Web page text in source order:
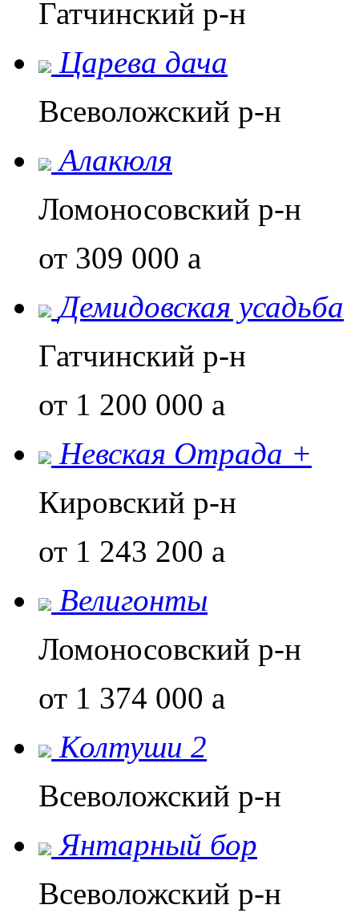
Гатчинский р-н
Царева дача
Всеволожский р-н
Алакюля
Ломоносовский р-н
от 309 000 a
Демидовская усадьба
Гатчинский р-н
от 1 200 000 a
Невская Отрада +
Кировский р-н
от 1 243 200 a
Велигонты
Ломоносовский р-н
от 1 374 000 a
Колтуши 2
Всеволожский р-н
Янтарный бор
Всеволожский р-н